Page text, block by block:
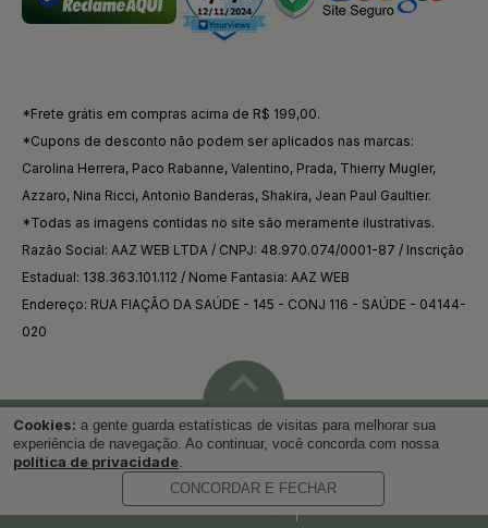
*Frete grátis em compras acima de R$ 199,00.
*Cupons de desconto não podem ser aplicados nas marcas:
Carolina Herrera, Paco Rabanne, Valentino, Prada, Thierry Mugler,
Azzaro, Nina Ricci, Antonio Banderas, Shakira, Jean Paul Gaultier.
*Todas as imagens contidas no site são meramente ilustrativas.
Razão Social: AAZ WEB LTDA / CNPJ: 48.970.074/0001-87 / Inscrição
Estadual: 138.363.101.112 / Nome Fantasia: AAZ WEB
Endereço: RUA FIAÇÃO DA SAÚDE - 145 - CONJ 116 - SAÚDE - 04144-
020
Voltar ao topo
Desenvolvido por
Cookies: a gente guarda estatísticas de visitas para melhorar sua
experiência de navegação. Ao continuar, você concorda com nossa
política de privacidade.
CONCORDAR E FECHAR